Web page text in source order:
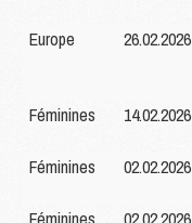
Europe
26.02.2026
Féminines
14.02.2026
Féminines
02.02.2026